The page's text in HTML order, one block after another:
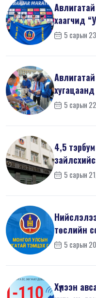
хаагчид
д оро...
5 сарын
ёсн...5 сарын
4,5
5 сарын
төслийн
5 сарын
Хүлээн